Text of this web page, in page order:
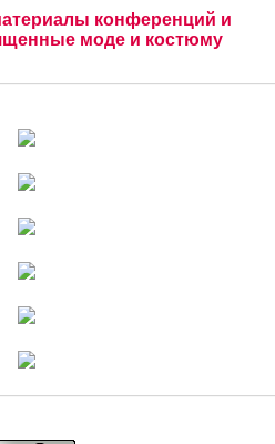
конференций и
моде и костюму